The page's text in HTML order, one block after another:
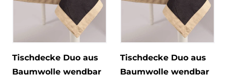
Tischdecke Duo aus
Baumwolle wendbar
Tischdecke Duo aus
Baumwolle wendbar